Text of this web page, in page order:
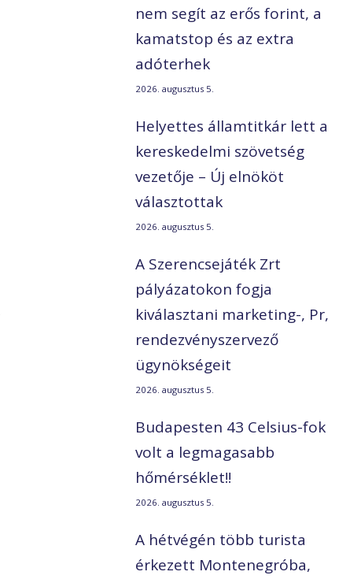
nem segít az erős forint, a
kamatstop és az extra
adóterhek
2026. augusztus 5.
Helyettes államtitkár lett a
kereskedelmi szövetség
vezetője – Új elnököt
választottak
2026. augusztus 5.
A Szerencsejáték Zrt
pályázatokon fogja
kiválasztani marketing-, Pr,
rendezvényszervező
ügynökségeit
2026. augusztus 5.
Budapesten 43 Celsius-fok
volt a legmagasabb
hőmérséklet!!
2026. augusztus 5.
A hétvégén több turista
érkezett Montenegróba,